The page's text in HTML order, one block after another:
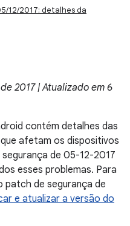
12/2017: detalhes da
2017 | Atualizado em 6
contém detalhes das
afetam os dispositivos
de 05-12-2017
esses problemas. Para
patch de segurança de
e atualizar a versão do